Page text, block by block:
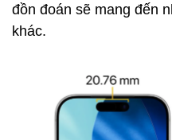
đồn đoán sẽ mang đến
khác.